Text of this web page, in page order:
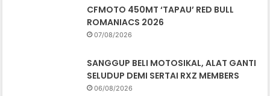
CFMOTO 450MT ‘TAPAU’ RED BULL
ROMANIACS 2026
07/08/2026
SANGGUP BELI MOTOSIKAL, ALAT GANTI
SELUDUP DEMI SERTAI RXZ MEMBERS
06/08/2026